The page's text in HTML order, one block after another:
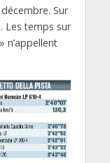
Sur
Les temps sur
» n’appellent